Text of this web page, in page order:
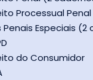
Processual Penal
Penais Especiais (2
do Consumidor